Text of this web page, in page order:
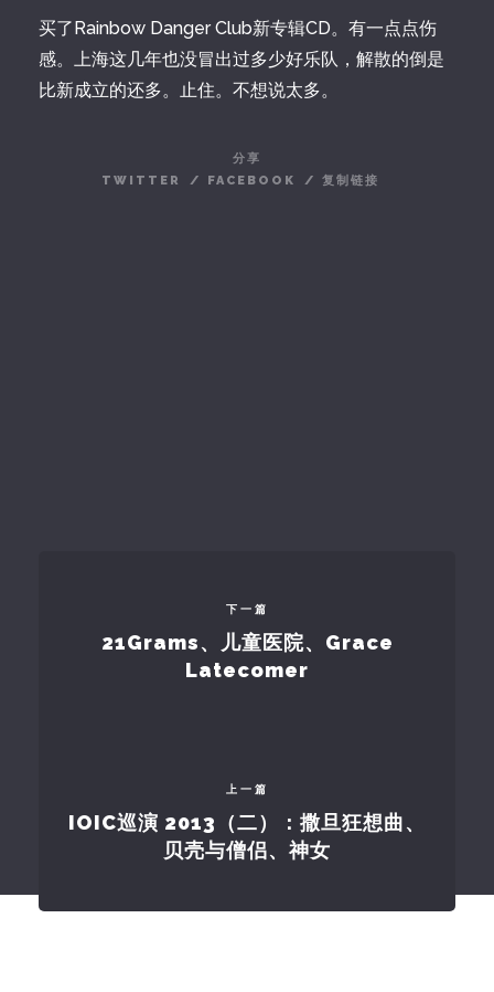
买了Rainbow Danger Club新专辑CD。有一点点伤
感。上海这几年也没冒出过多少好乐队，解散的倒是
比新成立的还多。止住。不想说太多。
分享
TWITTER
/ FACEBOOK / 复制链接
下一篇
21Grams、儿童医院、Grace
Latecomer
上一篇
IOIC巡演 2013（二）：撒旦狂想曲、
贝壳与僧侣、神女